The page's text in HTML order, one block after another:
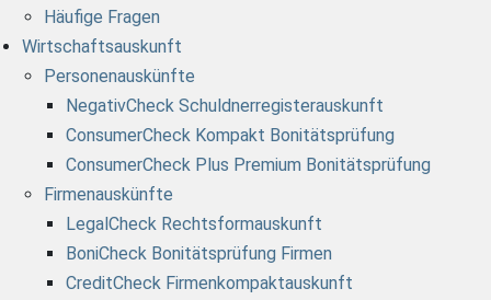
Häufige Fragen
Wirtschaftsauskunft
Personenauskünfte
NegativCheck Schuldnerregisterauskunft
ConsumerCheck Kompakt Bonitätsprüfung
ConsumerCheck Plus Premium Bonitätsprüfung
Firmenauskünfte
LegalCheck Rechtsformauskunft
BoniCheck Bonitätsprüfung Firmen
CreditCheck Firmenkompaktauskunft